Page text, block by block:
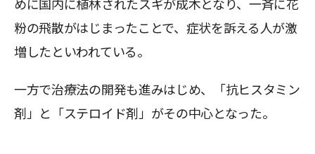
めに国内に植林されたスギが成木となり、一斉に花
粉の飛散がはじまったことで、症状を訴える人が激
増したといわれている。
一方で治療法の開発も進みはじめ、「抗ヒスタミン
剤」と「ステロイド剤」がその中心となった。